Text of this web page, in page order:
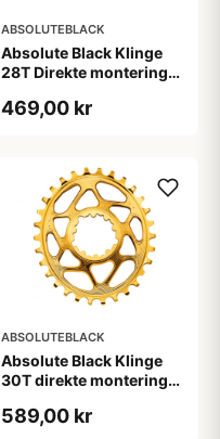
ABSOLUTEBLACK
Absolute Black Klinge
28T Direkte montering
469,00 kr
ABSOLUTEBLACK
Absolute Black Klinge
30T direkte montering
589,00 kr